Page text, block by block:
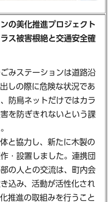
の美化推進プロジェクト
根絶と交通安全確
みステーションは道路沿
しの際に危険な状況であ
防鳥ネットだけではカラ
を防ぎきれないという課
と協力し、新たに木製の
・設置しました。連携団
の人との交流は、町内会
込み、活動が活性化され
推進の取組みを行うこと